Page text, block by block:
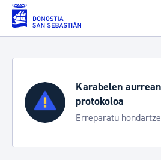
Eduki nagusira joan
Karabelen
protokoloa
Erreparatu